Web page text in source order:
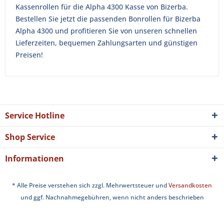
Kassenrollen für die Alpha 4300 Kasse von Bizerba.
Bestellen Sie jetzt die passenden Bonrollen für Bizerba
Alpha 4300 und profitieren Sie von unseren schnellen
Lieferzeiten, bequemen Zahlungsarten und günstigen
Preisen!
Service Hotline
Shop Service
Informationen
* Alle Preise verstehen sich zzgl. Mehrwertsteuer undVersandkosten
und ggf. Nachnahmegebühren, wenn nicht anders beschrieben